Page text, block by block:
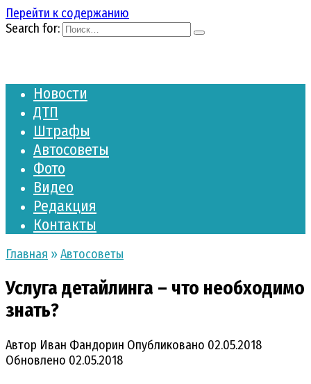
Перейти к содержанию
Search for:
Новости
ДТП
Штрафы
Автосоветы
Фото
Видео
Редакция
Контакты
Главная » Автосоветы
Услуга детайлинга – что необходимо
знать?
Автор Иван Фандорин Опубликовано 02.05.2018
Обновлено 02.05.2018